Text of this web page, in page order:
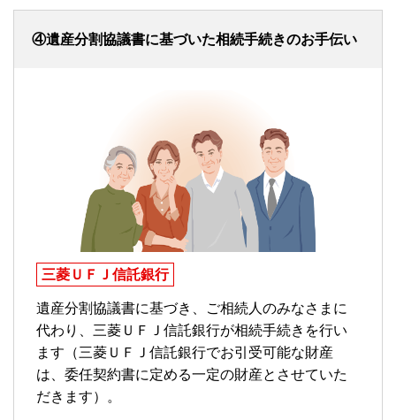
④遺産分割協議書に基づいた相続手続きのお手伝い
三菱ＵＦＪ信託銀行
遺産分割協議書に基づき、ご相続人のみなさまに
代わり、三菱ＵＦＪ信託銀行が相続手続きを行い
ます（三菱ＵＦＪ信託銀行でお引受可能な財産
は、委任契約書に定める一定の財産とさせていた
だきます）。